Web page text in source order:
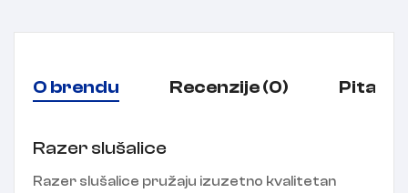
O brendu Recenzije (0) Pitanja
Razer slušalice
Razer slušalice pružaju izuzetno kvalitetan